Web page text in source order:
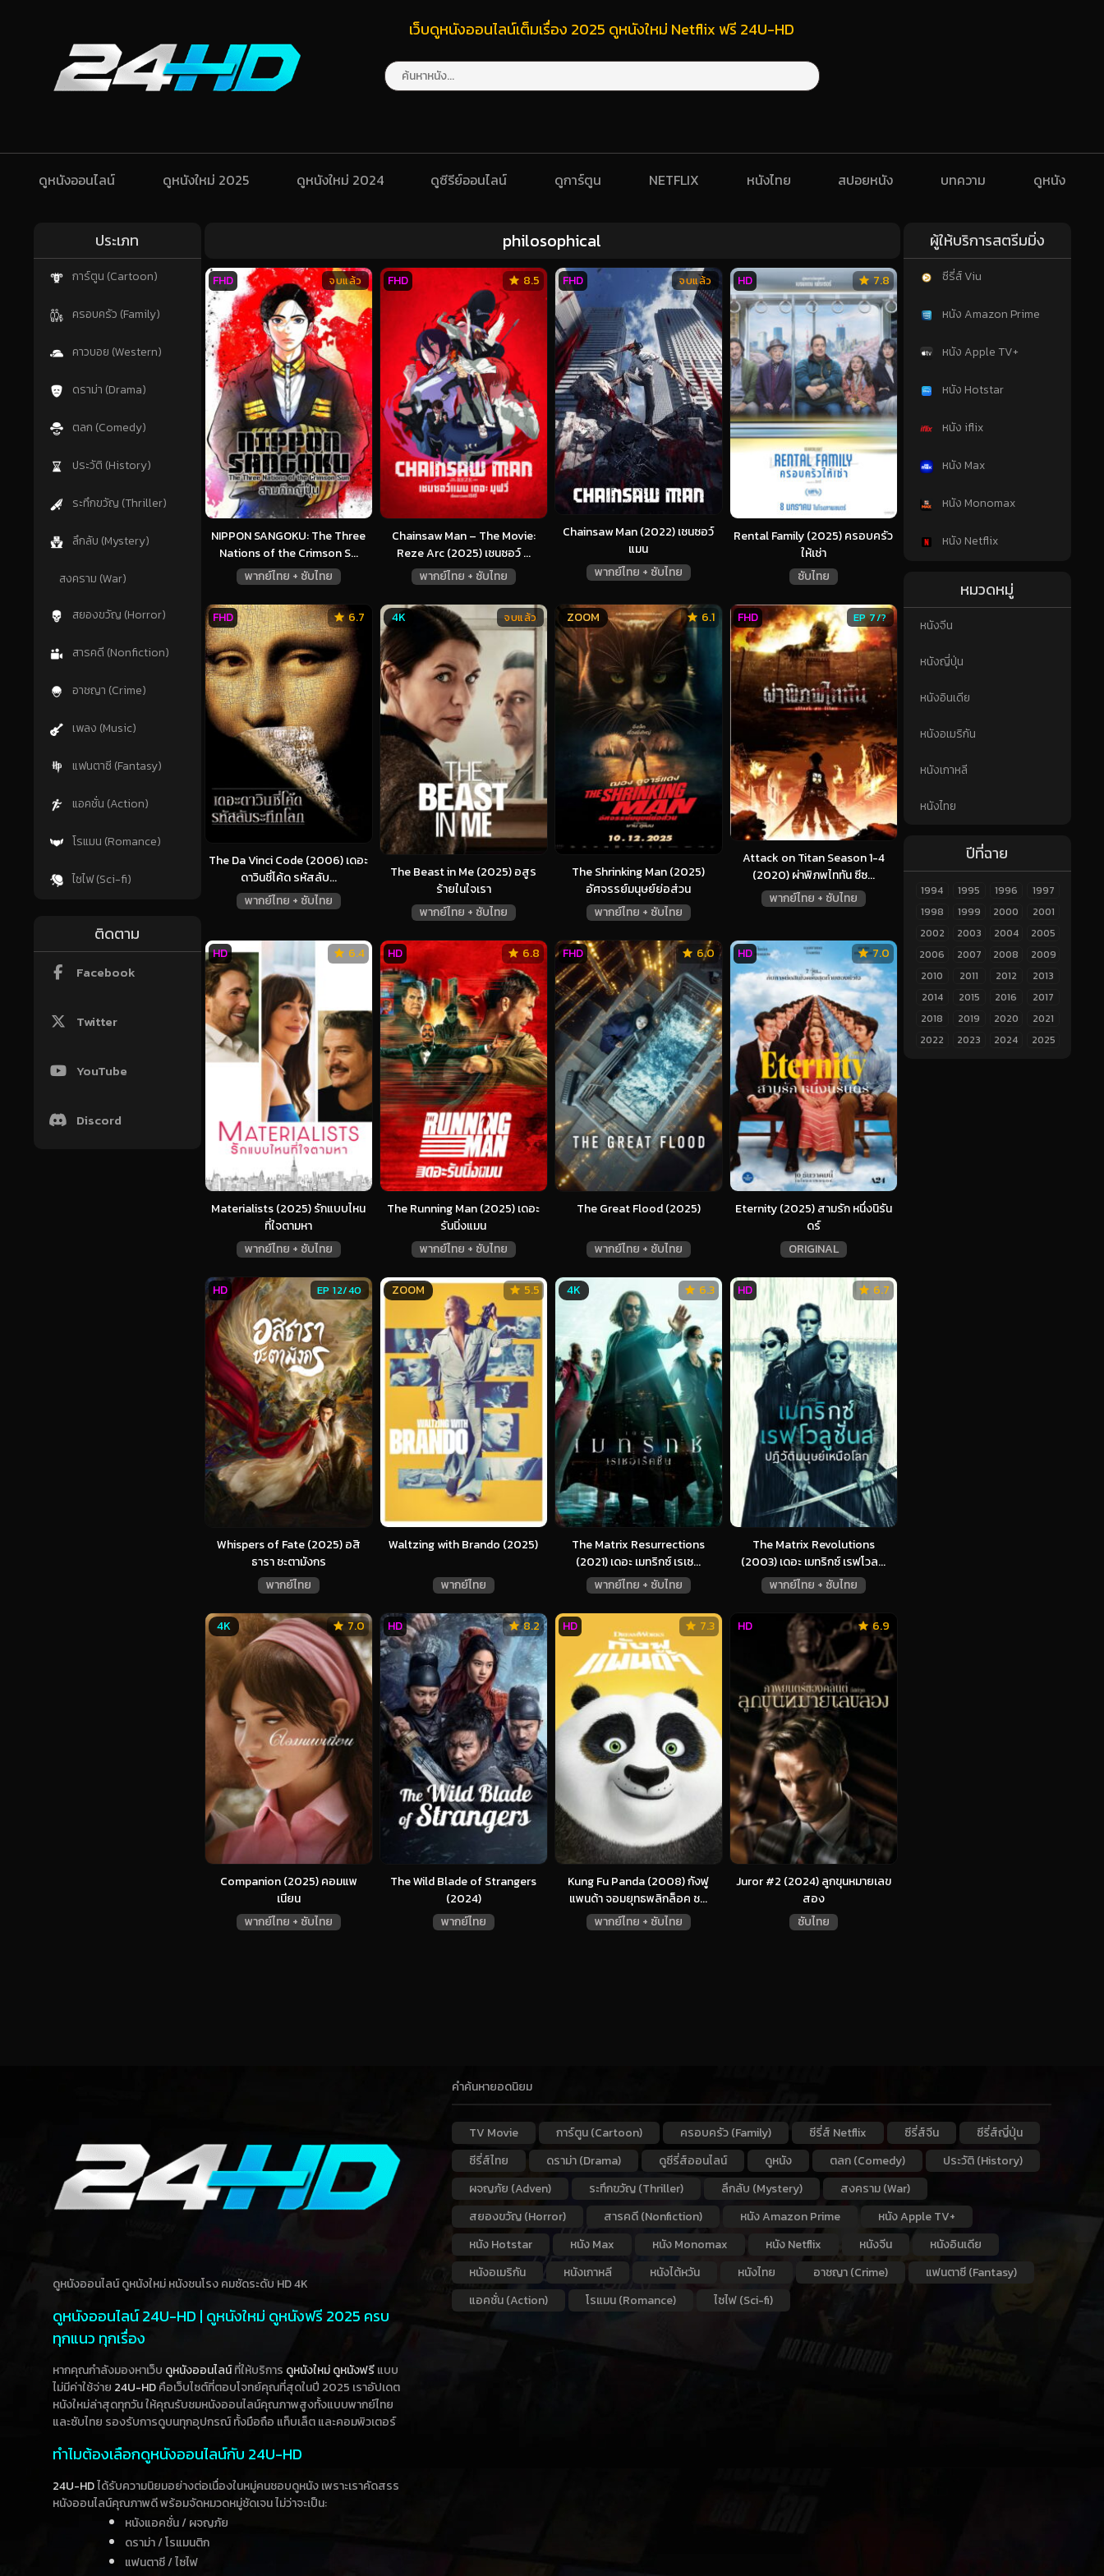
เว็บดูหนังออนไลน์เต็มเรื่อง 2025 ดูหนังใหม่ Netflix ฟรี 24U-HD
ดูหนังออนไลน์ ดูหนังใหม่ 2025 ดูหนังใหม่ 2024 ดูซีรีย์ออนไลน์ ดูการ์ตูน NETFLIX หนังไทย สปอยหนัง บทความ ดูหนัง
ประเภท
การ์ตูน (Cartoon)
ครอบครัว (Family)
คาวบอย (Western)
ดราม่า (Drama)
ตลก (Comedy)
ประวัติ (History)
ระทึกขวัญ (Thriller)
ลึกลับ (Mystery)
สงคราม (War)
สยองขวัญ (Horror)
สารคดี (Nonfiction)
อาชญา (Crime)
เพลง (Music)
แฟนตาซี (Fantasy)
แอคชั่น (Action)
โรแมน (Romance)
ไซไฟ (Sci-fi)
ติดตาม
Facebook
Twitter
YouTube
Discord
philosophical
NIPPON SANGOKU: The Three
Nations of the Crimson S...
พากย์ไทย + ซับไทย
จบแล้ว
FHD
Chainsaw Man – The Movie:
Reze Arc (2025) เชนซอว์ ...
พากย์ไทย + ซับไทย
8.5
FHD
Chainsaw Man (2022) เชนซอว์
แมน
พากย์ไทย + ซับไทย
จบแล้ว
FHD
Rental Family (2025) ครอบครัว
ให้เช่า
ซับไทย
7.8
HD
The Da Vinci Code (2006) เดอะ
ดาวินชี่โค้ด รหัสลับ...
พากย์ไทย + ซับไทย
6.7
FHD
The Beast in Me (2025) อสูร
ร้ายในใจเรา
พากย์ไทย + ซับไทย
จบแล้ว
4K
The Shrinking Man (2025)
อัศจรรย์มนุษย์ย่อส่วน
พากย์ไทย + ซับไทย
6.1
ZOOM
Attack on Titan Season 1-4
(2020) ผ่าพิภพไททัน ซีซ...
พากย์ไทย + ซับไทย
EP 7/?
FHD
Materialists (2025) รักแบบไหน
ที่ใจตามหา
พากย์ไทย + ซับไทย
6.4
HD
The Running Man (2025) เดอะ
รันนิ่งแมน
พากย์ไทย + ซับไทย
6.8
HD
The Great Flood (2025)
พากย์ไทย + ซับไทย
6.0
FHD
Eternity (2025) สามรัก หนึ่งนิรัน
ดร์
ORIGINAL
7.0
HD
Whispers of Fate (2025) อสิ
ธารา ชะตามังกร
พากย์ไทย
EP 12/40
HD
Waltzing with Brando (2025)
พากย์ไทย
5.5
ZOOM
The Matrix Resurrections
(2021) เดอะ เมทริกซ์ เรเซ...
พากย์ไทย + ซับไทย
6.3
4K
The Matrix Revolutions
(2003) เดอะ เมทริกซ์ เรฟโวล...
พากย์ไทย + ซับไทย
6.7
HD
Companion (2025) คอมแพ
เนียน
พากย์ไทย + ซับไทย
7.0
4K
The Wild Blade of Strangers
(2024)
พากย์ไทย
8.2
HD
Kung Fu Panda (2008) กังฟู
แพนด้า จอมยุทธพลิกล็อค ช...
พากย์ไทย + ซับไทย
7.3
HD
Juror #2 (2024) ลูกขุนหมายเลข
สอง
ซับไทย
6.9
HD
ผู้ให้บริการสตรีมมิ่ง
ซีรี่ส์ Viu
หนัง Amazon Prime
หนัง Apple TV+
หนัง Hotstar
หนัง iflix
หนัง Max
หนัง Monomax
หนัง Netflix
หมวดหมู่
หนังจีน
หนังญี่ปุ่น
หนังอินเดีย
หนังอเมริกัน
หนังเกาหลี
หนังไทย
ปีที่ฉาย
1994 1995 1996
1997
1998
1999 2000
2001
2002
2003 2004
2005
2006
2007 2008
2009
2010
2011 2012
2013
2014
2015 2016
2017
2018
2019 2020
2021
2022
2023 2024 2025
ดูหนังออนไลน์ ดูหนังใหม่ หนังชนโรง คมชัดระดับ HD 4K
ดูหนังออนไลน์ 24U-HD | ดูหนังใหม่ ดูหนังฟรี 2025 ครบ
ทุกแนว ทุกเรื่อง
หากคุณกำลังมองหาเว็บ ดูหนังออนไลน์ที่ให้บริการ ดูหนังใหม่ดูหนังฟรีแบบ
ไม่มีค่าใช้จ่าย 24U-HDคือเว็บไซต์ที่ตอบโจทย์คุณที่สุดในปี 2025 เราอัปเดต
หนังใหม่ล่าสุดทุกวัน ให้คุณรับชมหนังออนไลน์คุณภาพสูงทั้งแบบพากย์ไทย
และซับไทย รองรับการดูบนทุกอุปกรณ์ ทั้งมือถือ แท็บเล็ต และคอมพิวเตอร์
ทำไมต้องเลือกดูหนังออนไลน์กับ 24U-HD
24U-HDได้รับความนิยมอย่างต่อเนื่องในหมู่คนชอบดูหนัง เพราะเราคัดสรร
หนังออนไลน์คุณภาพดี พร้อมจัดหมวดหมู่ชัดเจน ไม่ว่าจะเป็น:
หนังแอคชั่น / ผจญภัย
ดราม่า / โรแมนติก
แฟนตาซี / ไซไฟ
คำค้นหายอดนิยม
TV Movie การ์ตูน (Cartoon) ครอบครัว (Family) ซีรี่ส์ Netflix ซีรี่ส์จีน
ซีรี่ส์ญี่ปุ่น
ซีรี่ส์ไทย
ดราม่า (Drama) ดูซีรี่ส์ออนไลน์ ดูหนัง ตลก (Comedy)
ประวัติ (History)
ผจญภัย (Adven)
ระทึกขวัญ (Thriller) ลึกลับ (Mystery)
สงคราม (War)
สยองขวัญ (Horror)
สารคดี (Nonfiction) หนัง Amazon Prime
หนัง Apple TV+
หนัง Hotstar
หนัง Max หนัง Monomax หนัง Netflix หนังจีน
หนังอินเดีย
หนังอเมริกัน
หนังเกาหลี หนังไต้หวัน หนังไทย อาชญา (Crime)
แฟนตาซี (Fantasy)
แอคชั่น (Action)
โรแมน (Romance) ไซไฟ (Sci-fi)